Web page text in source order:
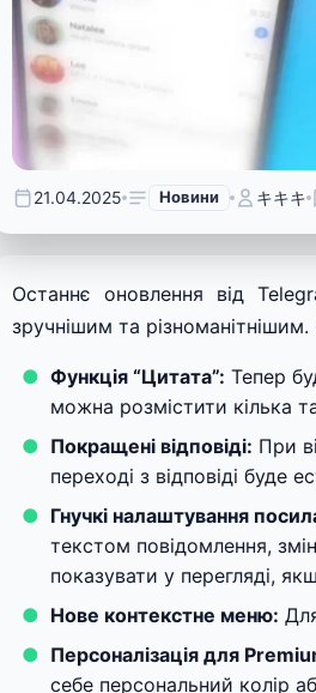
21.04.2025 Новини キキキ
Останнє оновлення від
зручнішим та
Функція “Цитата”: Тепер
можна розмістити кілька
Покращені відповіді: При
переході з відповіді буде
Гнучкі налаштування
текстом повідомлення,
показувати у перегляді,
Нове контекстне меню:
Персоналізація для
себе персональний колір